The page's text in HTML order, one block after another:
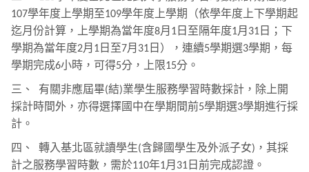
107學年度上學期至109學年度上學期（依學年度上下學期起
迄月份計算，上學期為當年度8月 1 日至隔年度1月 31 日；下
學期為當年度2月 1 日至7月 31 日），連續5學期選3學期，每
學期完成6小時，可得5分，上限15分。
三、 有關非應屆畢(結)業學生服務學習時數採計，除上開
採計時間外，亦得選擇國中在學期間前5學期選3學期進行採
計。
四、 轉入基北區就讀學生(含歸國學生及外派子女) ，其採
計之服務學習時數，需於110年1月 31 日前完成認證。